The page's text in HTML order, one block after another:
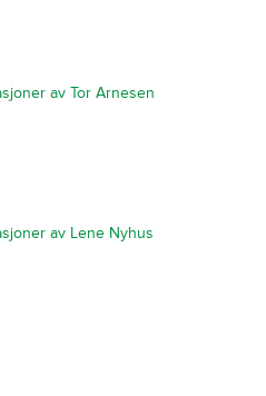
av Tor Arnesen
av Lene Nyhus